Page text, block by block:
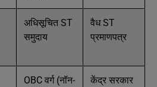
अधिसूचित ST
समुदाय
वैध ST
प्रमाणपत्र
OBC वर्ग (नॉन-
केंद्र सरकार